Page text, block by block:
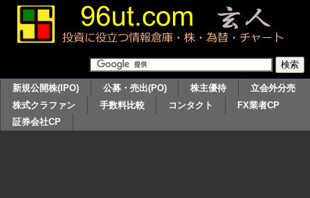
新規公開株(IPO) 公募・売出(PO) 株主優待
立会外分売
株式クラファン
手数料比較 コンタクト
FX業者CP
証券会社CP